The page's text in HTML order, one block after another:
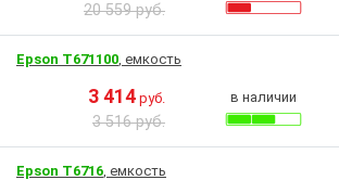
20 559 руб.
Epson T671100, емкость
3 414 руб.
3 516 руб.
в наличии
Epson T6716, емкость